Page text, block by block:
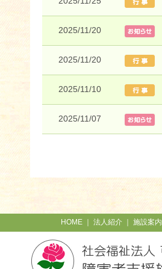
2025/11/20
2025/11/20
2025/11/10
2025/11/07
HOME 法人紹介 施設案内